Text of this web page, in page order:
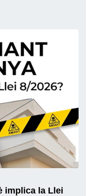
implica la Llei